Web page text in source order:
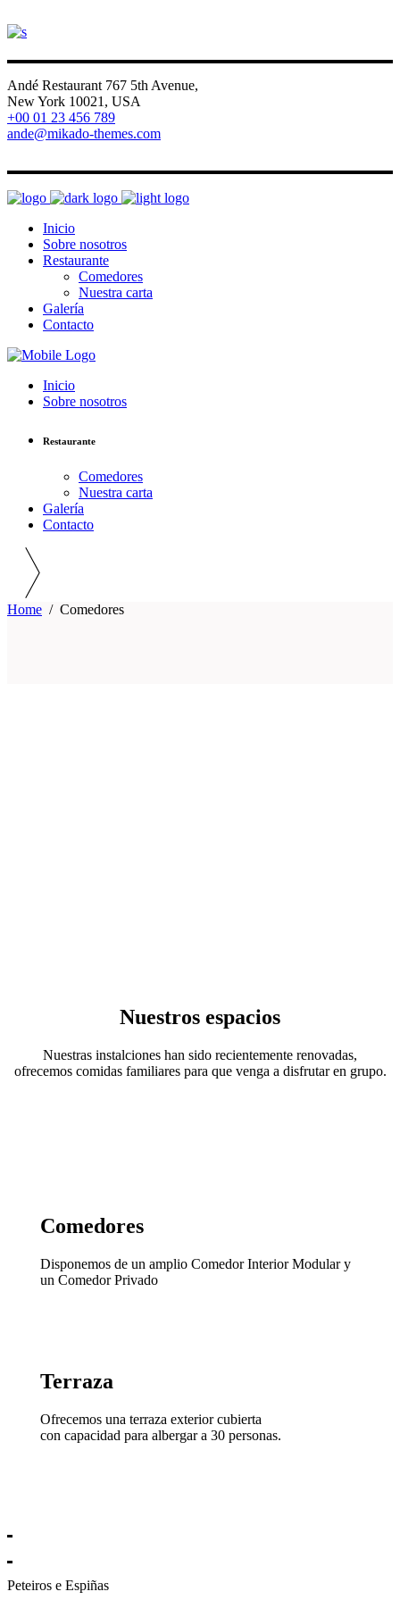
Andé Restaurant 767 5th Avenue,
New York 10021, USA
+00 01 23 456 789
ande@mikado-themes.com
Inicio
Sobre nosotros
Restaurante
Comedores
Nuestra carta
Galería
Contacto
Inicio
Sobre nosotros
Restaurante
Comedores
Nuestra carta
Galería
Contacto
Home / Comedores
Nuestros espacios
Nuestras instalciones han sido recientemente renovadas,
ofrecemos comidas familiares para que venga a disfrutar en grupo.
Comedores
Disponemos de un amplio Comedor Interior Modular y
un Comedor Privado
Terraza
Ofrecemos una terraza exterior cubierta
con capacidad para albergar a 30 personas.
Peteiros e Espiñas